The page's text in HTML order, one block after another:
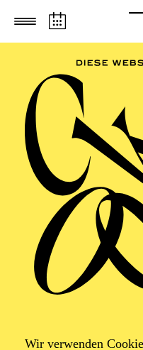
Zum Hauptinhalt springen
Wir verwenden